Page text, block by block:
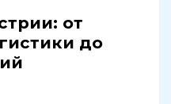
от
до